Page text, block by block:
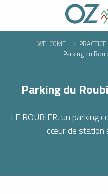
contenu
WELCOME PRACTICE
Parking du
Parking du
LE ROUBIER, un parking
cœur de station